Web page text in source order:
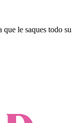
que le saques todo su